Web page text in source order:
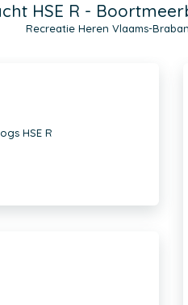
HSE R -
Recreatie Heren Vlaams-
HSE R